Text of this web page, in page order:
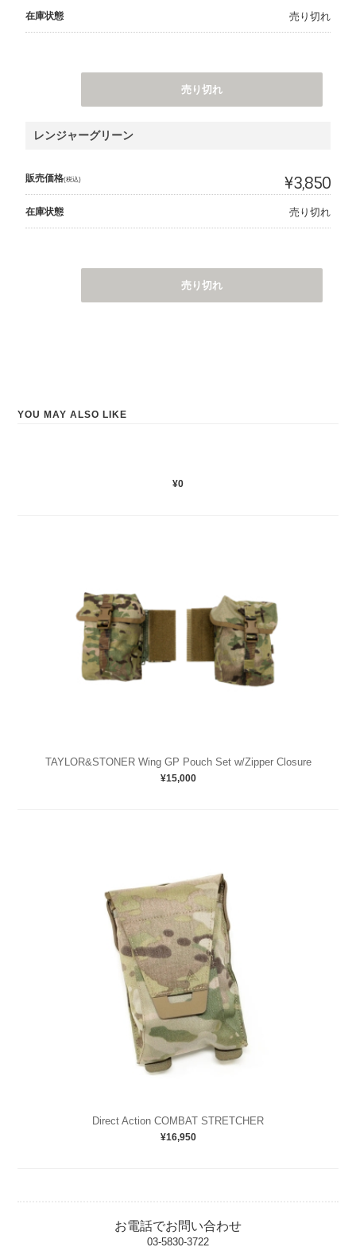
在庫状態 売り切れ
売り切れ
レンジャーグリーン
販売価格(税込) ¥3,850
在庫状態 売り切れ
売り切れ
YOU MAY ALSO LIKE
¥0
TAYLOR&STONER Wing GP Pouch Set w/Zipper Closure
¥15,000
Direct Action COMBAT STRETCHER
¥16,950
お電話でお問い合わせ
03-5830-3722